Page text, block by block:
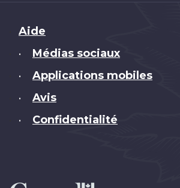
Brand
Aide
• Médias sociaux
• Applications mobiles
• Avis
• Confidentialité